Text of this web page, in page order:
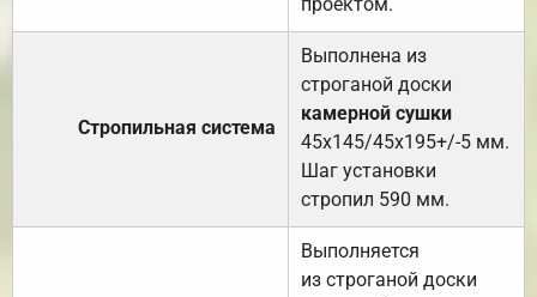
Стропильная система
Выполнена из
строганой доски
камерной сушки
45х145/45х195+/-5 мм.
Шаг установки
стропил 590 мм.
Выполняется
из строганой доски